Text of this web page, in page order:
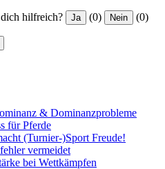
hilfreich? Ja (0) Nein (0)
& Dominanzprobleme
für Pferde
(Turnier-)Sport Freude!
vermeidet
bei Wettkämpfen